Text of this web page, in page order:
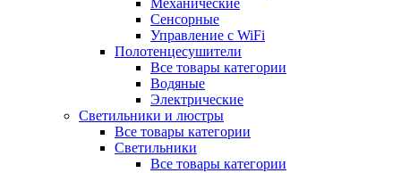
Механические
Сенсорные
Управление с WiFi
Полотенцесушители
Все товары категории
Водяные
Электрические
Светильники и люстры
Все товары категории
Светильники
Все товары категории